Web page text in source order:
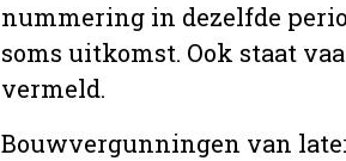
nummering in dezelfde
soms uitkomst. Ook staat
vermeld.
Bouwvergunningen van